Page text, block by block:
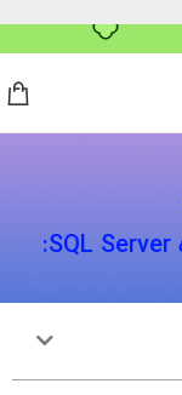
آموزش اتصال C# به پایگاه داده SQL Server: